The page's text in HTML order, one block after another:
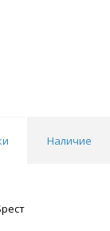
Наличие